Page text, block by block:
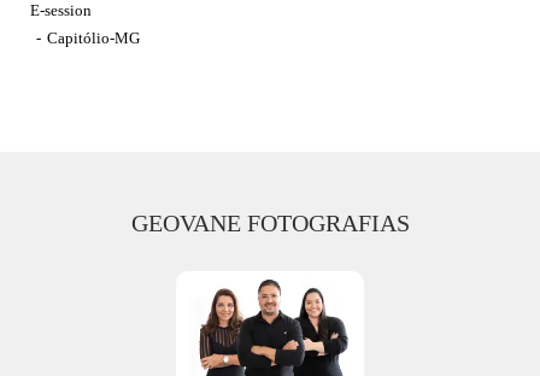
E-session
Capitólio-MG
GEOVANE FOTOGRAFIAS